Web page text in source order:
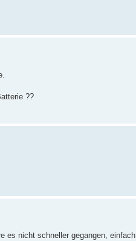
??
es nicht schneller gegangen,